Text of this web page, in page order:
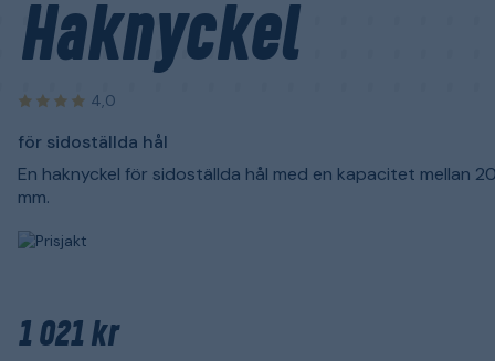
Haknyckel
4,0
för sidoställda hål
En haknyckel för sidoställda hål med en kapacitet mellan
mm.
1 021 kr